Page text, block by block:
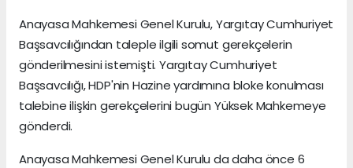
Anayasa Mahkemesi Genel Kurulu, Yargıtay Cumhuriyet
Başsavcılığından taleple ilgili somut gerekçelerin
gönderilmesini istemişti. Yargıtay Cumhuriyet
Başsavcılığı, HDP'nin Hazine yardımına bloke konulması
talebine ilişkin gerekçelerini bugün Yüksek Mahkemeye
gönderdi.
Anayasa Mahkemesi Genel Kurulu da daha önce 6